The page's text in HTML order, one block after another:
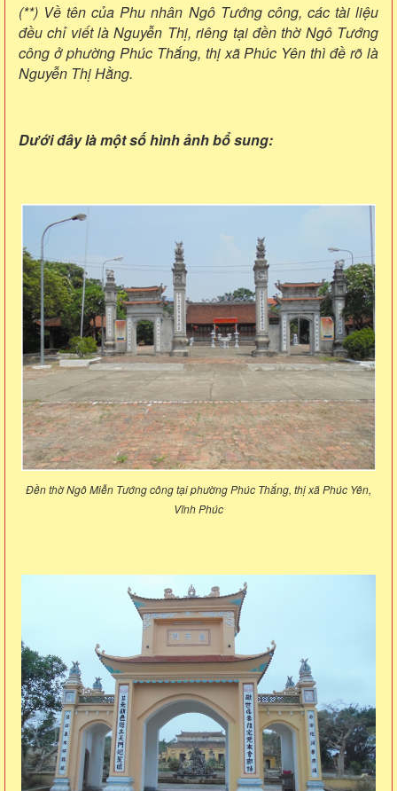
(**) Về tên của Phu nhân Ngô Tướng công, các tài liệu
đều chỉ viết là Nguyễn Thị, riêng tại đền thờ Ngô Tướng
công ở phường Phúc Thắng, thị xã Phúc Yên thì đề rõ là
Nguyễn Thị Hằng.
Dưới đây là một số hình ảnh bổ sung:
Đền thờ Ngô Miễn Tướng công tại phường Phúc Thắng, thị xã Phúc Yên,
Vĩnh Phúc